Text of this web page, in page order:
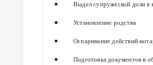
Выдел супружеской доли в
Установление родства
Оспаривание действий
Подготовка документов в